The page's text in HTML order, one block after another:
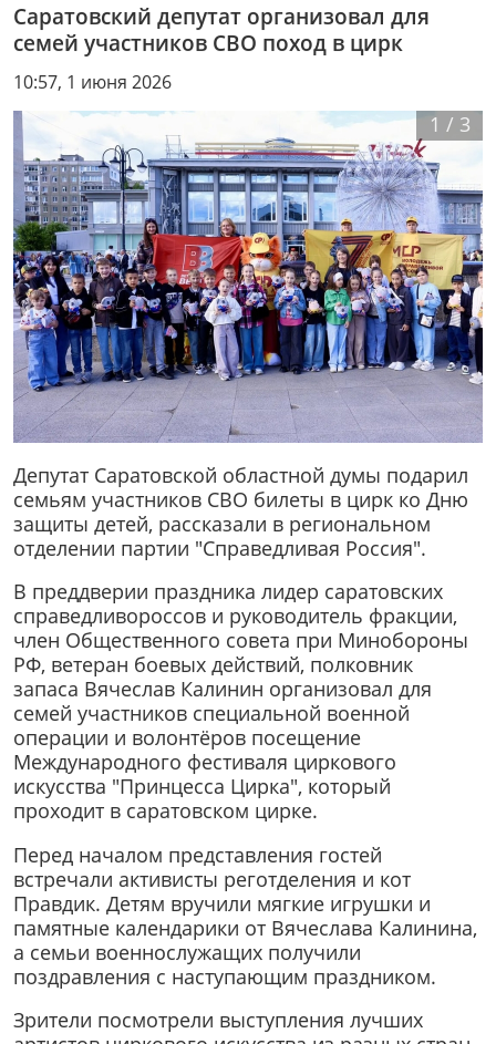
Саратовский депутат организовал для
семей участников СВО поход в цирк
10:57, 1 июня 2026
1 / 3
Депутат Саратовской областной думы подарил
семьям участников СВО билеты в цирк ко Дню
защиты детей, рассказали в региональном
отделении партии "Справедливая Россия".
В преддверии праздника лидер саратовских
справедливороссов и руководитель фракции,
член Общественного совета при Минобороны
РФ, ветеран боевых действий, полковник
запаса Вячеслав Калинин организовал для
семей участников специальной военной
операции и волонтёров посещение
Международного фестиваля циркового
искусства "Принцесса Цирка", который
проходит в саратовском цирке.
Перед началом представления гостей
встречали активисты реготделения и кот
Правдик. Детям вручили мягкие игрушки и
памятные календарики от Вячеслава Калинина,
а семьи военнослужащих получили
поздравления с наступающим праздником.
Зрители посмотрели выступления лучших